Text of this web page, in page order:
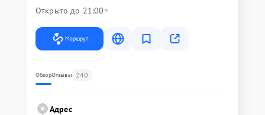
Открыто до 21:00
Маршрут
ОбзорОтзывы 240
Адрес